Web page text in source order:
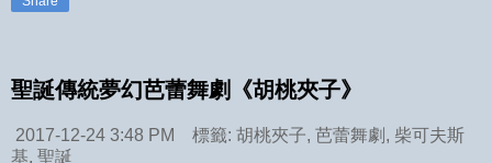
聖誕傳統夢幻芭蕾舞劇《胡桃夾子》
2017-12-24 3:48 PM 標籤: 胡桃夾子, 芭蕾舞劇, 柴可夫斯
基, 聖誕